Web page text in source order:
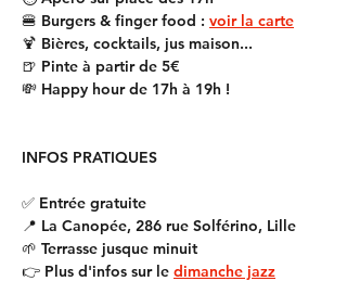
🍔 Burgers & finger food : voir la carte
🍹 Bières, cocktails, jus maison...
🍺 Pinte à partir de 5€
💸 Happy hour de 17h à 19h !
INFOS PRATIQUES
✅ Entrée gratuite
📍 La Canopée, 286 rue Solférino, Lille
🌱 Terrasse jusque minuit
👉 Plus d'infos sur le dimanche jazz